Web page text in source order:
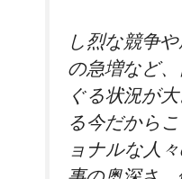
し烈な競争
の急増など
ぐる状況が
る今だから
ョナルな人